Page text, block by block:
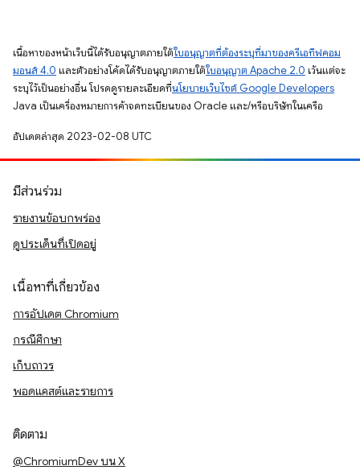
เนื้อหาของหน้าเว็บนี้ได้รับอนุญาตภายใต้ใบอนุญาตที่ต้องระบุที่มาของครีเอทีฟคอม
มอนส์ 4.0 และตัวอย่างโค้ดได้รับอนุญาตภายใต้ใบอนุญาต Apache 2.0 เว้นแต่จะ
ระบุไว้เป็นอย่างอื่น โปรดดูรายละเอียดที่นโยบายเว็บไซต์ Google Developers
Java เป็นเครื่องหมายการค้าจดทะเบียนของ Oracle และ/หรือบริษัทในเครือ
อัปเดตล่าสุด 2023-02-08 UTC
มีส่วนร่วม
รายงานข้อบกพร่อง
ดูประเด็นที่เปิดอยู่
เนื้อหาที่เกี่ยวข้อง
การอัปเดต Chromium
กรณีศึกษา
เก็บถาวร
พอดแคสต์และรายการ
ติดตาม
@ChromiumDev บน X